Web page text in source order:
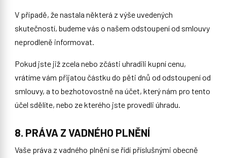
V případě, že nastala některá z výše uvedených
skutečností, budeme vás o našem odstoupení od smlouvy
neprodleně informovat.
Pokud jste již zcela nebo zčásti uhradili kupní cenu,
vrátíme vám přijatou částku do pěti dnů od odstoupení od
smlouvy, a to bezhotovostně na účet, který nám pro tento
účel sdělíte, nebo ze kterého jste provedli úhradu.
8. PRÁVA Z VADNÉHO PLNĚNÍ
Vaše práva z vadného plnění se řídí příslušnými obecně